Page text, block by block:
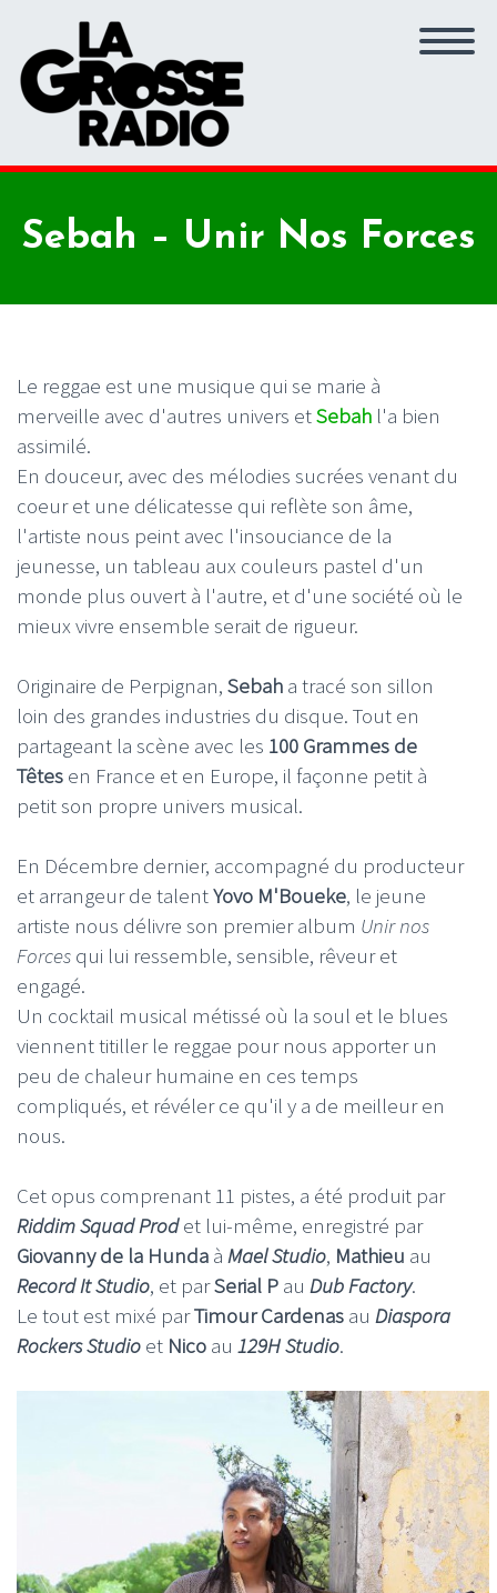
Sebah – Unir Nos Forces
Le reggae est une musique qui se marie à
merveille avec d'autres univers etSebah l'a bien
assimilé.
En douceur, avec des mélodies sucrées venant du
coeur et une délicatesse qui reflète son âme,
l'artiste nous peint avec l'insouciance de la
jeunesse, un tableau aux couleurs pastel d'un
monde plus ouvert à l'autre, et d'une société où le
mieux vivre ensemble serait de rigueur.
Originaire de Perpignan, Sebah a tracé son sillon
loin des grandes industries du disque. Tout en
partageant la scène avec les 100 Grammes de
Têtes en France et en Europe, il façonne petit à
petit son propre univers musical.
En Décembre dernier, accompagné du producteur
et arrangeur de talentYovo M'Boueke, le jeune
artiste nous délivre son premier album Unir nos
Forces qui lui ressemble, sensible, rêveur et
engagé.
Un cocktail musical métissé où la soul et le blues
viennent titiller le reggae pour nous apporter un
peu de chaleur humaine en ces temps
compliqués, et révéler ce qu'il y a de meilleur en
nous.
Cet opus comprenant 11 pistes, a été produit par
Riddim SquadProdet lui-même, enregistré par
Giovanny de la Hunda à Mael Studio, Mathieu au
Record It Studio, et parSerial P au Dub Factory.
Le tout est mixé parTimour Cardenas au Diaspora
Rockers Studio et Nico au 129H Studio.